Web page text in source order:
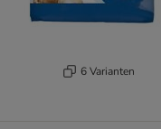
6 Varianten